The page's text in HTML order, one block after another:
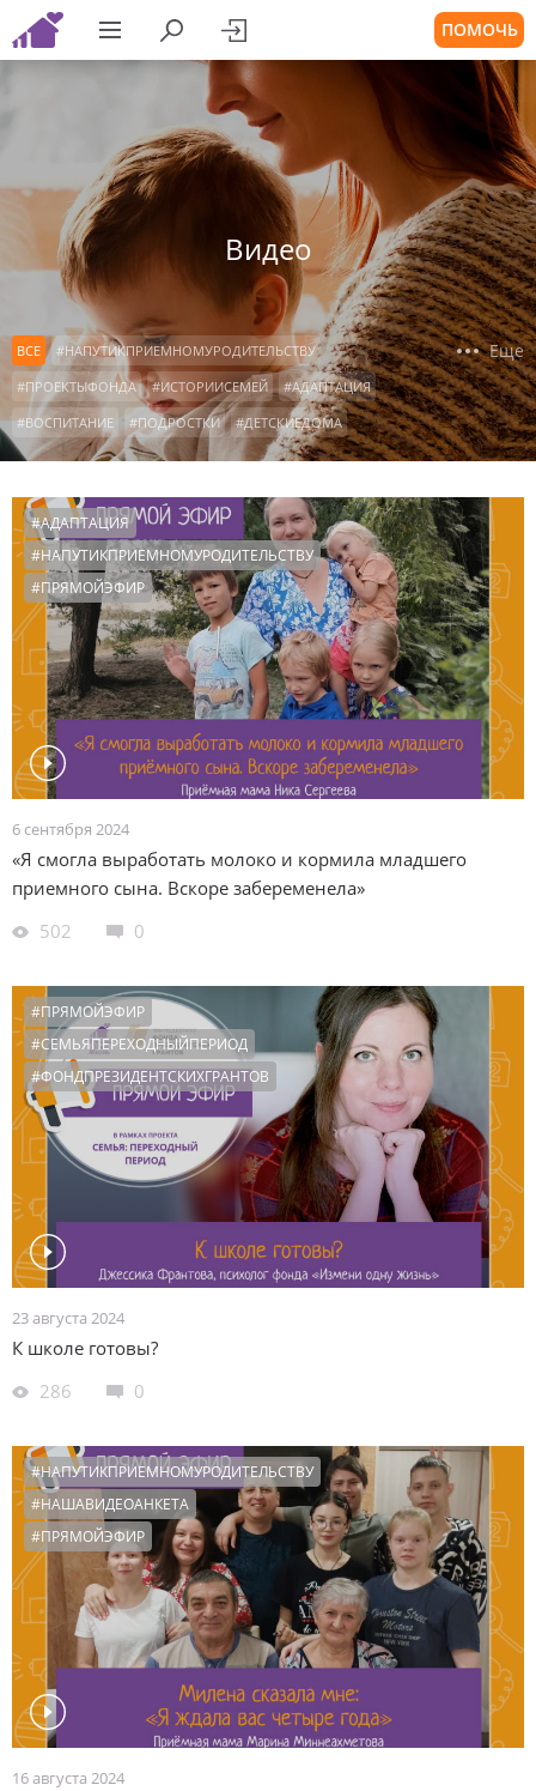
ПОМОЧЬ
Видео
ВСЕ
#НАПУТИКПРИЕМНОМУРОДИТЕЛЬСТВУ
#ПРОЕКТЫФОНДА
#ИСТОРИИСЕМЕЙ
#АДАПТАЦИЯ
#ВОСПИТАНИЕ
#ПОДРОСТКИ
#ДЕТСКИЕДОМА
#КОНСУЛЬТАЦИИРОДИТЕЛЕЙ
#ОСОБЫЕДЕТИ
#ДЕТИСИРОТЫ
#ОФОНДЕ
#НАШАВИДЕОАНКЕТА
#КРОВНЫЕРОДСТВЕННИКИ
#ВСТРЕЧАСРЕБЕНКОМ
#ОБРАЗОВАНИЕ
#ИНОСТРАННОЕУСЫНОВЛЕНИЕ
#ОРГАНЫОПЕКИ
#ПРЯМОЙЭФИР
#ВОЗВРАТЫ
#ТАЙНАУСЫНОВЛЕНИЯ
#ФОНДПРЕЗИДЕНТСКИХГРАНТОВ
#1000ПЕРВЫХВАЖНЫХДНЕЙ
#СЕМЬЯПЕРЕХОДНЫЙПЕРИОД
#МНОГОДЕТНЫЕ
#ЧЕСТНЫЕДИАЛОГИ
#ПОЧИТАЙМНЕ #РЕПЕТИТОРЫ
Еще
#АДАПТАЦИЯ
#НАПУТИКПРИЕМНОМУРОДИТЕЛЬСТВУ
#ПРЯМОЙЭФИР
6 сентября 2024
«Я смогла выработать молоко и кормила младшего
приемного сына. Вскоре забеременела»
502
0
#ПРЯМОЙЭФИР
#СЕМЬЯПЕРЕХОДНЫЙПЕРИОД
#ФОНДПРЕЗИДЕНТСКИХГРАНТОВ
23 августа 2024
К школе готовы?
286
0
#НАПУТИКПРИЕМНОМУРОДИТЕЛЬСТВУ
#НАШАВИДЕОАНКЕТА
#ПРЯМОЙЭФИР
16 августа 2024